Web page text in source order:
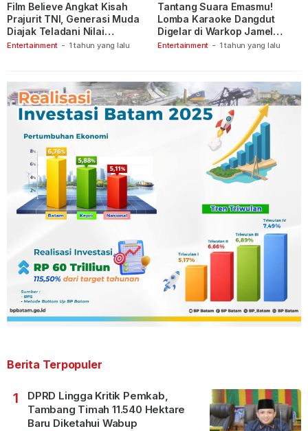
Entertainment - 1 tahun yang lalu
Film Believe Angkat Kisah
Prajurit TNI, Generasi Muda
Diajak Teladani Nilai
Keberanian
Entertainment - 1 tahun yang lalu
Tantang Suara Emasmu!
Lomba Karaoke Dangdut
Digelar di Warkop Jamel
Ganet
Berita Terpopuler
1
DPRD Lingga Kritik Pemkab,
Tambang Timah 11.540 Hektare
Baru Diketahui Wabup